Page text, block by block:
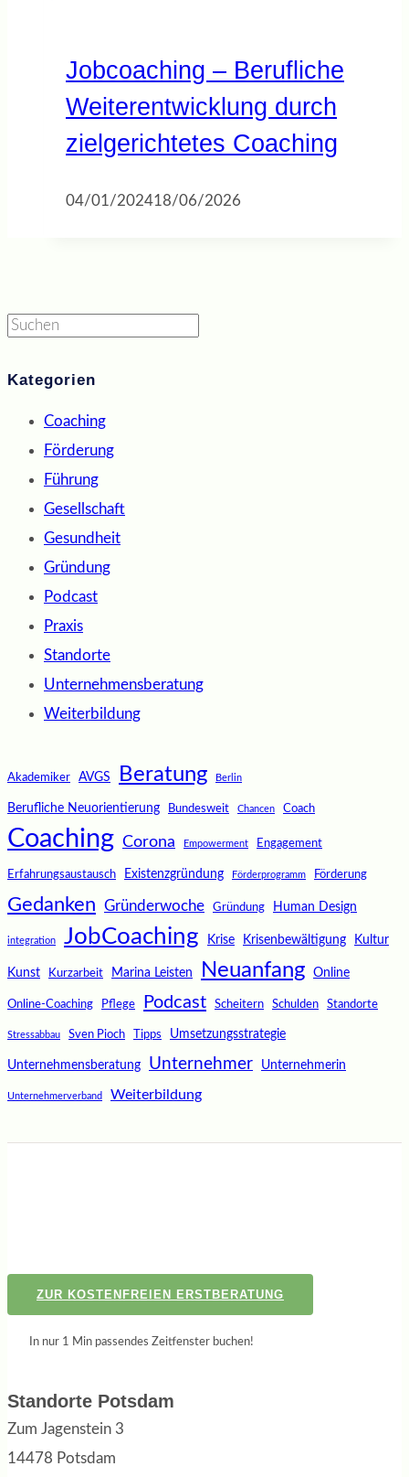
Jobcoaching – Berufliche
Weiterentwicklung durch
zielgerichtetes Coaching
04/01/202418/06/2026
Suchen
Kategorien
Coaching
Förderung
Führung
Gesellschaft
Gesundheit
Gründung
Podcast
Praxis
Standorte
Unternehmensberatung
Weiterbildung
Akademiker AVGS Beratung Berlin
Berufliche Neuorientierung Bundesweit Chancen Coach
Coaching Corona Empowerment Engagement
Erfahrungsaustausch Existenzgründung Förderprogramm Förderung
Gedanken Gründerwoche Gründung Human Design
integration JobCoaching Krise Krisenbewältigung Kultur
Kunst Kurzarbeit Marina Leisten Neuanfang Online
Online-Coaching Pflege Podcast Scheitern Schulden Standorte
Stressabbau Sven Pioch Tipps Umsetzungsstrategie
Unternehmensberatung Unternehmer Unternehmerin
Unternehmerverband Weiterbildung
ZUR KOSTENFREIEN ERSTBERATUNG
In nur 1 Min passendes Zeitfenster buchen!
Standorte Potsdam
Zum Jagenstein 3
14478 Potsdam